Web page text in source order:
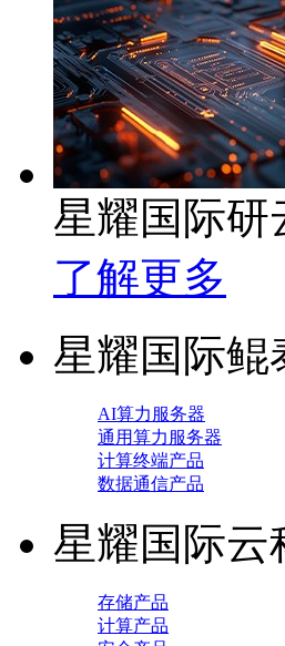
星耀国际研
了解更多
星耀国际鲲
AI算力服务器
通用算力服务器
计算终端产品
数据通信产品
星耀国际云
存储产品
计算产品